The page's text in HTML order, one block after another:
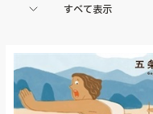
すべて表示